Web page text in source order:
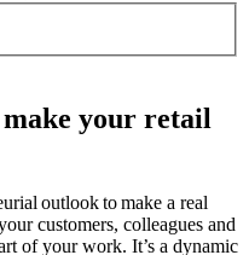
your retail
outlook to make a real
customers, colleagues and
of your work. It’s a dynamic